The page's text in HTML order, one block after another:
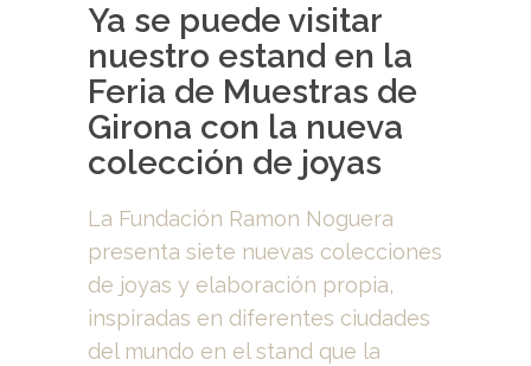
Ya se puede visitar
nuestro estand en la
Feria de Muestras de
Girona con la nueva
colección de joyas
La Fundación Ramon Noguera
presenta siete nuevas colecciones
de joyas y elaboración propia,
inspiradas en diferentes ciudades
del mundo en el stand que la